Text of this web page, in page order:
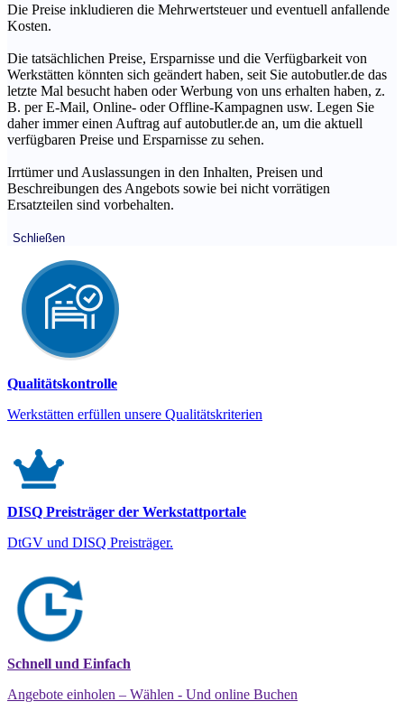
Die Preise inkludieren die Mehrwertsteuer und eventuell anfallende
Kosten.
Die tatsächlichen Preise, Ersparnisse und die Verfügbarkeit von
Werkstätten könnten sich geändert haben, seit Sie autobutler.de das
letzte Mal besucht haben oder Werbung von uns erhalten haben, z.
B. per E-Mail, Online- oder Offline-Kampagnen usw. Legen Sie
daher immer einen Auftrag auf autobutler.de an, um die aktuell
verfügbaren Preise und Ersparnisse zu sehen.
Irrtümer und Auslassungen in den Inhalten, Preisen und
Beschreibungen des Angebots sowie bei nicht vorrätigen
Ersatzteilen sind vorbehalten.
Schließen
Qualitätskontrolle
Werkstätten erfüllen unsere Qualitätskriterien
DISQ Preisträger der Werkstattportale
DtGV und DISQ Preisträger.
Schnell und Einfach
Angebote einholen – Wählen - Und online Buchen